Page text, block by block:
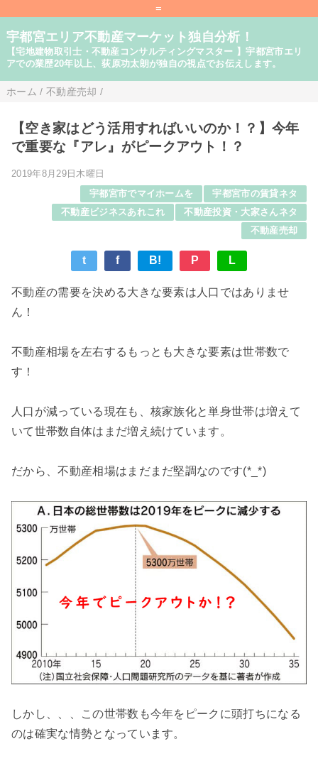
=
宇都宮エリア不動産マーケット独自分析！
【宅地建物取引士・不動産コンサルティングマスター 】宇都宮市エリ
アでの業歴20年以上、荻原功太朗が独自の視点でお伝えします。
ホーム / 不動産売却 /
【空き家はどう活用すればいいのか！？】今年
で重要な『アレ』がピークアウト！？
2019年8月29日木曜日
宇都宮市でマイホームを
宇都宮市の賃貸ネタ
不動産ビジネスあれこれ
不動産投資・大家さんネタ
不動産売却
t f B! P L
不動産の需要を決める大きな要素は人口ではありませ
ん！
不動産相場を左右するもっとも大きな要素は世帯数で
す！
人口が減っている現在も、核家族化と単身世帯は増えて
いて世帯数自体はまだ増え続けています。
だから、不動産相場はまだまだ堅調なのです(*_*)
しかし、、、この世帯数も今年をピークに頭打ちになる
のは確実な情勢となっています。